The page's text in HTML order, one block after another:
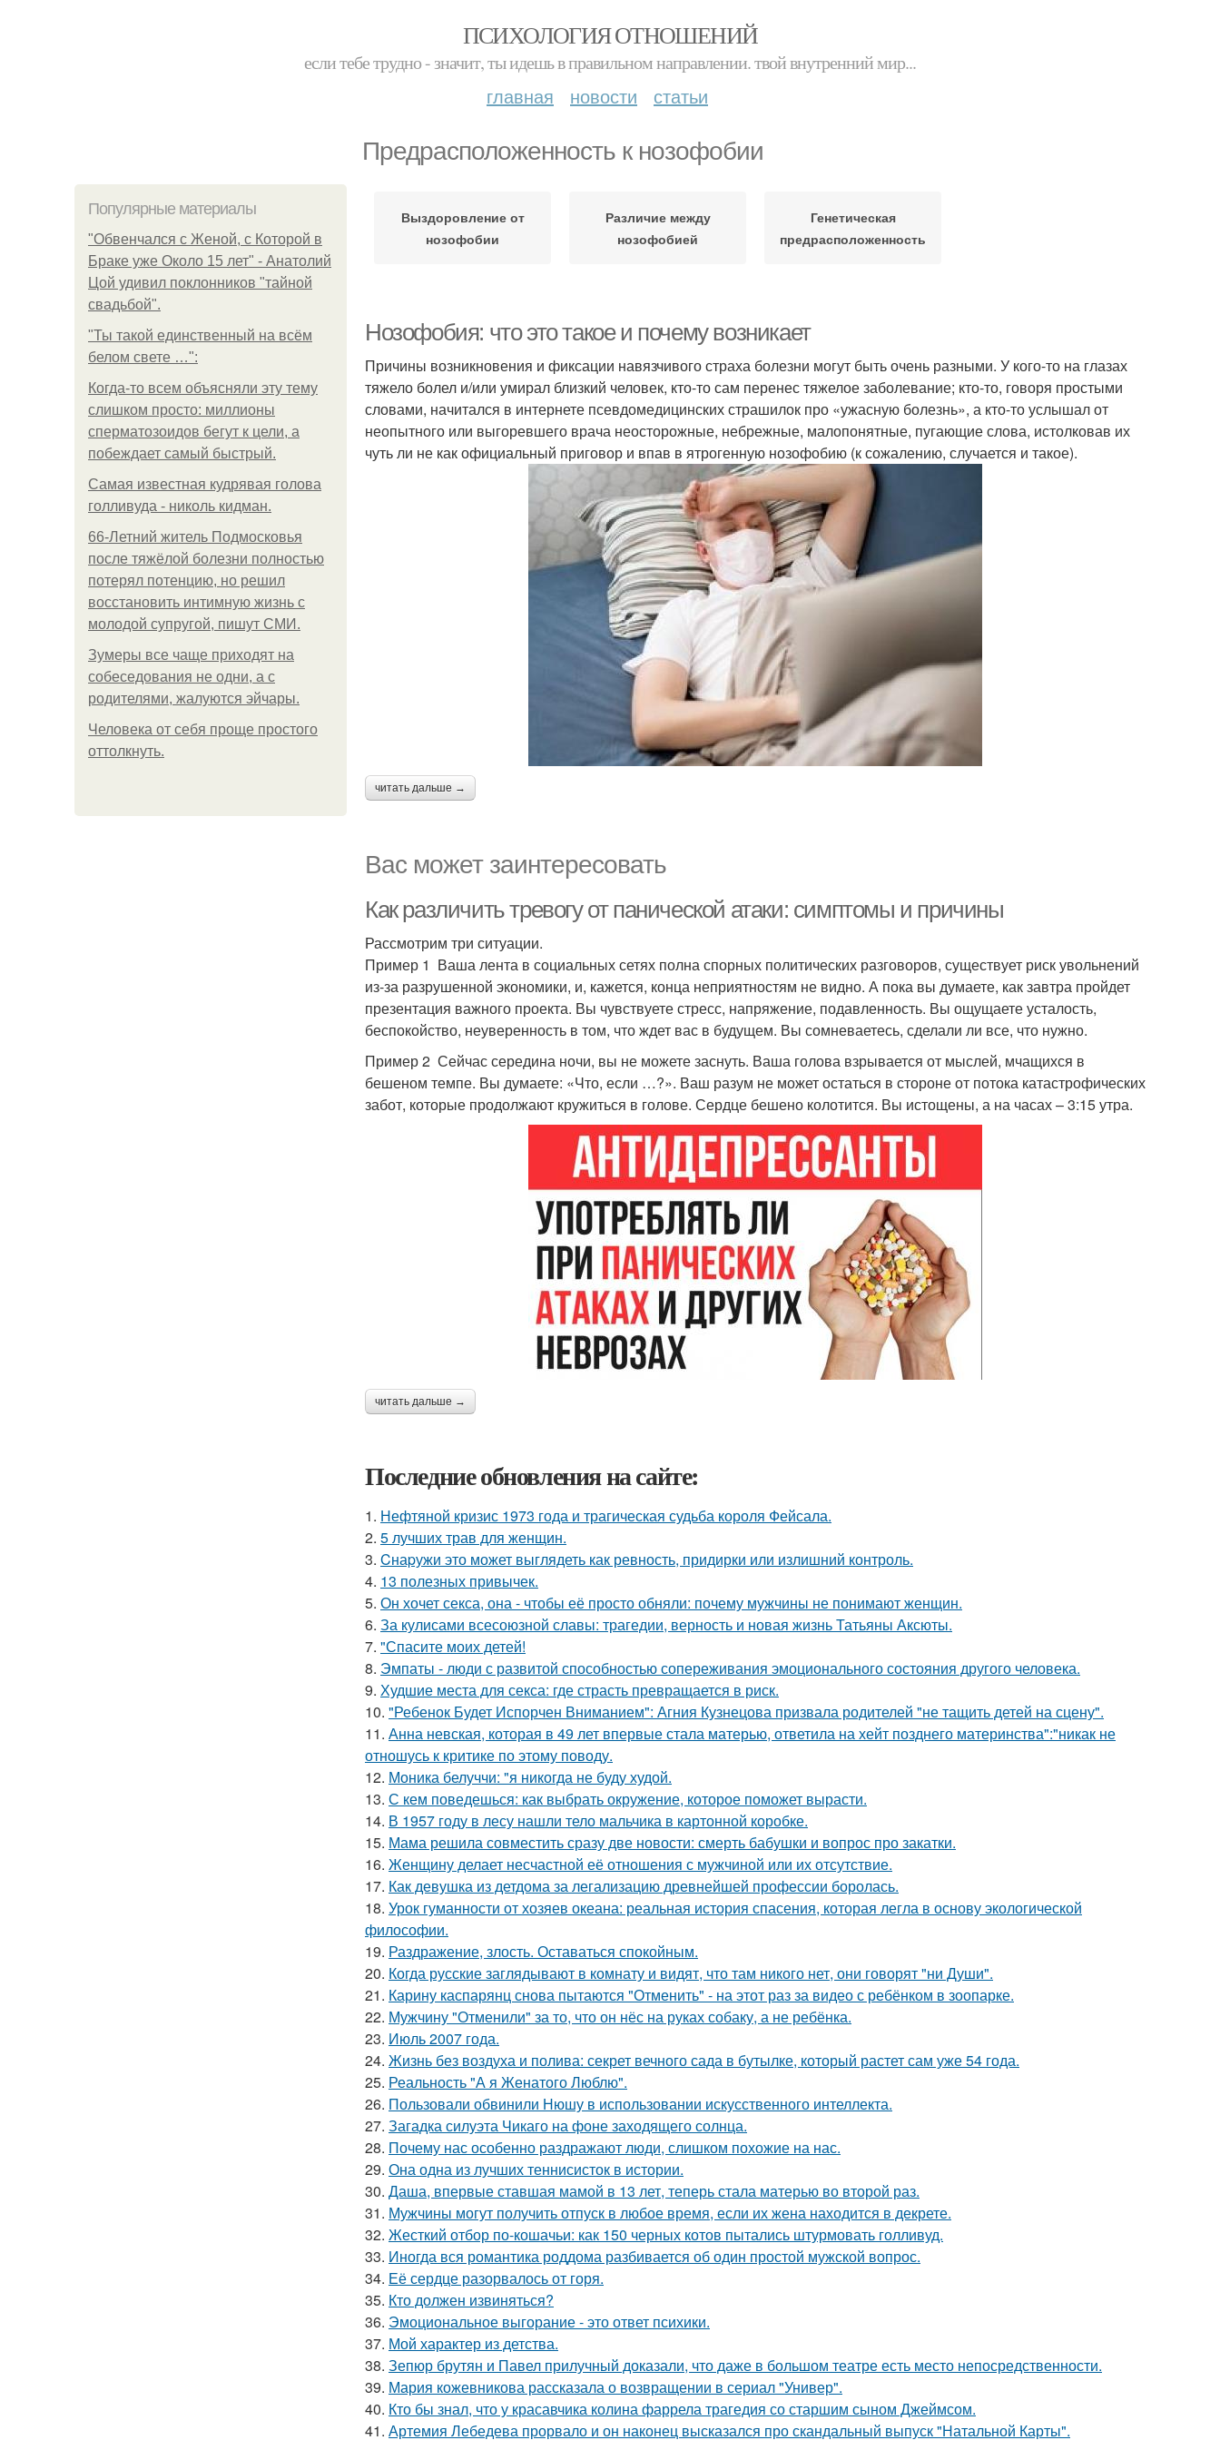
ПСИХОЛОГИЯ ОТНОШЕНИЙ
если тебе трудно - значит, ты идешь в правильном направлении. твой внутренний мир...
главная новости статьи
Предрасположенность к нозофобии
Популярные материалы
"Обвенчался с Женой, с Которой в
Браке уже Около 15 лет" - Анатолий
Цой удивил поклонников "тайной
свадьбой".
"Ты такой единственный на всём
белом свете …":
Когда-то всем объясняли эту тему
слишком просто: миллионы
сперматозоидов бегут к цели, а
побеждает самый быстрый.
Самая известная кудрявая голова
голливуда - николь кидман.
66-Летний житель Подмосковья
после тяжёлой болезни полностью
потерял потенцию, но решил
восстановить интимную жизнь с
молодой супругой, пишут СМИ.
Зумеры все чаще приходят на
собеседования не одни, а с
родителями, жалуются эйчары.
Человека от себя проще простого
оттолкнуть.
Выздоровление от
нозофобии
Различие между
нозофобией
Генетическая
предрасположенность
Нозофобия: что это такое и почему возникает
Причины возникновения и фиксации навязчивого страха болезни могут быть очень разными. У кого-то на глазах
тяжело болел и/или умирал близкий человек, кто-то сам перенес тяжелое заболевание; кто-то, говоря простыми
словами, начитался в интернете псевдомедицинских страшилок про «ужасную болезнь», а кто-то услышал от
неопытного или выгоревшего врача неосторожные, небрежные, малопонятные, пугающие слова, истолковав их
чуть ли не как официальный приговор и впав в ятрогенную нозофобию (к сожалению, случается и такое).
читать дальше →
Вас может заинтересовать
Как различить тревогу от панической атаки: симптомы и причины
Рассмотрим три ситуации.
Пример 1 Ваша лента в социальных сетях полна спорных политических разговоров, существует риск увольнений
из-за разрушенной экономики, и, кажется, конца неприятностям не видно. А пока вы думаете, как завтра пройдет
презентация важного проекта. Вы чувствуете стресс, напряжение, подавленность. Вы ощущаете усталость,
беспокойство, неуверенность в том, что ждет вас в будущем. Вы сомневаетесь, сделали ли все, что нужно.
Пример 2 Сейчас середина ночи, вы не можете заснуть. Ваша голова взрывается от мыслей, мчащихся в
бешеном темпе. Вы думаете: «Что, если …?». Ваш разум не может остаться в стороне от потока катастрофических
забот, которые продолжают кружиться в голове. Сердце бешено колотится. Вы истощены, а на часах – 3:15 утра.
читать дальше →
Последние обновления на сайте:
1. Нефтяной кризис 1973 года и трагическая судьба короля Фейсала.
2. 5 лучших трав для женщин.
3. Cнаpужи это может выглядеть как ревность, придирки или излишний контроль.
4. 13 полезных привычек.
5. Он хочет секса, она - чтобы её просто обняли: почему мужчины не понимают женщин.
6. За кулисами всесоюзной славы: трагедии, верность и новая жизнь Татьяны Аксюты.
7. "Спасите моих детей!
8. Эмпаты - люди с развитой способностью сопереживания эмоционального состояния другого человека.
9. Худшие места для секса: где страсть превращается в риск.
10. "Ребенок Будет Испорчен Вниманием": Агния Кузнецова призвала родителей "не тащить детей на сцену".
11. Анна невская, которая в 49 лет впервые стала матерью, ответила на хейт позднего материнства":"никак не
отношусь к критике по этому поводу.
12. Моника белуччи: "я никогда не буду худой.
13. С кем поведешься: как выбрать окружение, которое поможет вырасти.
14. В 1957 году в лесу нашли тело мальчика в картонной коробке.
15. Мама решила совместить сразу две новости: смерть бабушки и вопрос про закатки.
16. Женщину делает несчастной её отношения с мужчиной или их отсутствие.
17. Как девушка из детдома за легализацию древнейшей профессии боролась.
18. Урок гуманности от хозяев океана: реальная история спасения, которая легла в основу экологической
философии.
19. Раздражение, злость. Оставаться спокойным.
20. Когда русские заглядывают в комнату и видят, что там никого нет, они говорят "ни Души".
21. Карину каспарянц снова пытаются "Отменить" - на этот раз за видео с ребёнком в зоопарке.
22. Мужчину "Отменили" за то, что он нёс на руках собаку, а не ребёнка.
23. Июль 2007 года.
24. Жизнь без воздуха и полива: секрет вечного сада в бутылке, который растет сам уже 54 года.
25. Реальность "А я Женатого Люблю".
26. Пользовали обвинили Нюшу в использовании искусственного интеллекта.
27. Загадка силуэта Чикаго на фоне заходящего солнца.
28. Почему нас особенно раздражают люди, слишком похожие на нас.
29. Она одна из лучших теннисисток в истории.
30. Даша, впервые ставшая мамой в 13 лет, теперь стала матерью во второй раз.
31. Мужчины могут получить отпуск в любое время, если их жена находится в декрете.
32. Жесткий отбор по-кошачьи: как 150 черных котов пытались штурмовать голливуд.
33. Иногда вся романтика роддома разбивается об один простой мужской вопрос.
34. Её сердце разорвалось от горя.
35. Кто должен извиняться?
36. Эмоциональное выгорание - это ответ психики.
37. Мой характер из детства.
38. Зепюр брутян и Павел прилучный доказали, что даже в большом театре есть место непосредственности.
39. Мария кожевникова рассказала о возвращении в сериал "Универ".
40. Кто бы знал, что у красавчика колина фаррела трагедия со старшим сыном Джеймсом.
41. Артемия Лебедева прорвало и он наконец высказался про скандальный выпуск "Натальной Карты".